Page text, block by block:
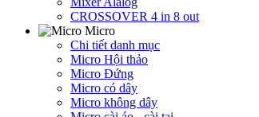
CROSSOVER 4 in 8 out
Micro
Chi tiết danh mục
Micro Hội thảo
Micro Đứng
Micro có dây
Micro không dây